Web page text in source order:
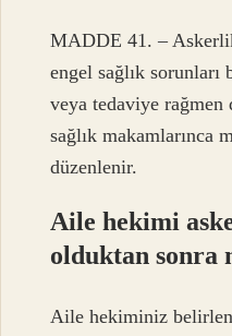
MADDE 41. –
engel sağlık sorunları
veya tedaviye rağmen
sağlık makamlarınca
düzenlenir.
Aile hekimi
olduktan sonra
Aile hekiminiz